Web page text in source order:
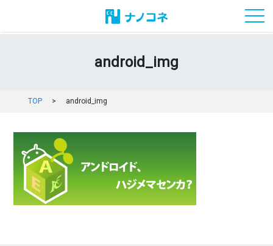
android_img
TOP > android_img